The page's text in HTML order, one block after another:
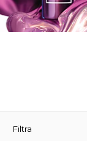
Filtra